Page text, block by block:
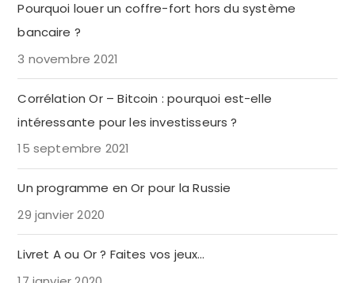
Pourquoi louer un coffre-fort hors du système
bancaire ?
3 novembre 2021
Corrélation Or – Bitcoin : pourquoi est-elle
intéressante pour les investisseurs ?
15 septembre 2021
Un programme en Or pour la Russie
29 janvier 2020
Livret A ou Or ? Faites vos jeux…